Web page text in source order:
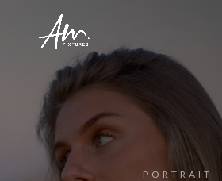
PORTRAIT